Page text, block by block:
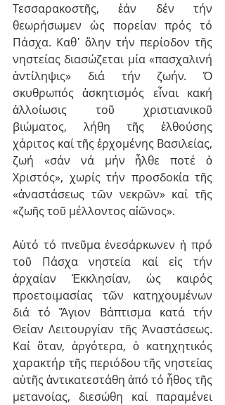
Τεσσαρακοστῆς, ἐάν δέν τήν
θεωρήσωμεν ὡς πορείαν πρός τό
Πάσχα. Καθ᾽ ὅλην τήν περίοδον τῆς
νηστείας διασώζεται μία «πασχαλινή
ἀντίληψις» διά τήν ζωήν. Ὁ
σκυθρωπός ἀσκητισμός εἶναι κακή
ἀλλοίωσις τοῦ χριστιανικοῦ
βιώματος, λήθη τῆς ἐλθούσης
χάριτος καί τῆς ἐρχομένης Βασιλείας,
ζωή «σάν νά μήν ἦλθε ποτέ ὁ
Χριστός», χωρίς τήν προσδοκία τῆς
«ἀναστάσεως τῶν νεκρῶν» καί τῆς
«ζωῆς τοῦ μέλλοντος αἰῶνος».
Αὐτό τό πνεῦμα ἐνεσάρκωνεν ἡ πρό
τοῦ Πάσχα νηστεία καί εἰς τήν
ἀρχαίαν Ἐκκλησίαν, ὡς καιρός
προετοιμασίας τῶν κατηχουμένων
διά τό Ἅγιον Βάπτισμα κατά τήν
Θείαν Λειτουργίαν τῆς Ἀναστάσεως.
Καί ὅταν, ἀργότερα, ὁ κατηχητικός
χαρακτήρ τῆς περιόδου τῆς νηστείας
αὐτῆς ἀντικατεστάθη ἀπό τό ἦθος τῆς
μετανοίας, διεσώθη καί παραμένει